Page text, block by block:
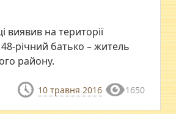
виявив на території
річний батько – житель
району.
10 травня 2016 1650